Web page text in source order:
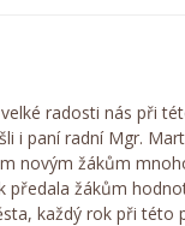
radosti nás při
i paní radní Mgr.
novým žákům
žákům
každý rok při této